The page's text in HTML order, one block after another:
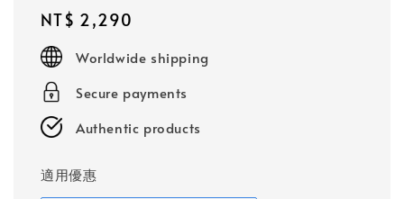
Regular
price
NT$ 2,290
Worldwide shipping
Secure payments
Authentic products
適用優惠